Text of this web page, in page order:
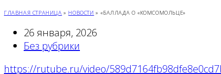
ГЛАВНАЯ СТРАНИЦА » НОВОСТИ » «БАЛЛАДА О «КОМСОМОЛЬЦЕ»
26 января, 2026
Без рубрики
https://rutube.ru/video/